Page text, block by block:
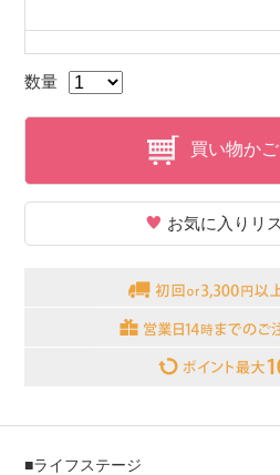
数量
買い物か
お気に入りリ
■ライフステージ